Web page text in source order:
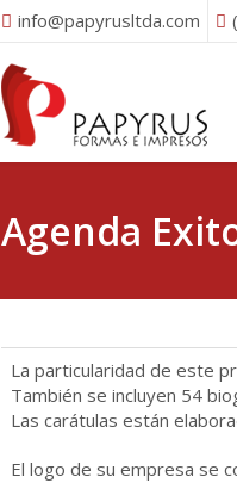
info@papyrusltda.com
Agenda
La particularidad de este
También se incluyen 54
Las carátulas están
El logo de su empresa se